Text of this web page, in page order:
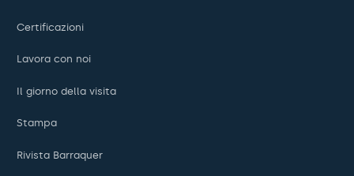
Certificazioni
Lavora con noi
Il giorno della visita
Stampa
Rivista Barraquer